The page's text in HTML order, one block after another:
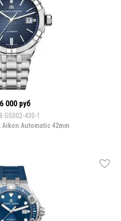
000 руб
SS002-430-1
Automatic 42mm